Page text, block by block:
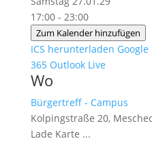
17:00 - 23:00
Zum Kalender hinzufügen
ICS herunterladen
365 Outlook Live
Wo
Bürgertreff - Campus
Kolpingstraße 20,
Lade Karte ...